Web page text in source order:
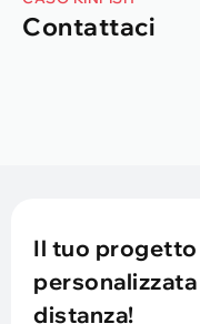
Contattaci
Il tuo progetto
distanza!